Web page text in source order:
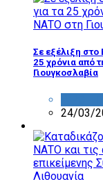
Σε εξέλιξη στο
25 χρόνια από
Γιουγκοσλαβία
24/03/